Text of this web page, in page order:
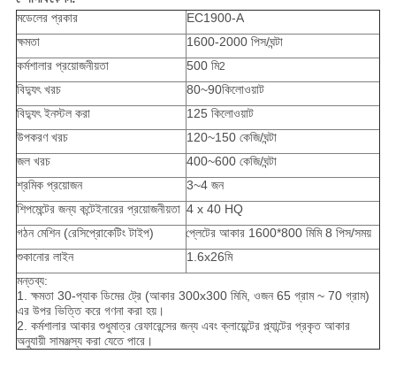
মডেলের প্রকার
EC1900-A
ক্ষমতা
1600-2000 পিস/ঘন্টা
কর্মশালার প্রয়োজনীয়তা
500 মি2
বিদ্যুৎ খরচ
80~90কিলোওয়াট
বিদ্যুৎ ইনস্টল করা
125 কিলোওয়াট
উপকরণ খরচ
120~150 কেজি/ঘন্টা
জল খরচ
400~600 কেজি/ঘন্টা
শ্রমিক প্রয়োজন
3~4 জন
শিপমেন্টের জন্য কন্টেইনারের প্রয়োজনীয়তা 4 x 40 HQ
গঠন মেশিন (রেসিপ্রোকেটিং টাইপ)
প্লেটের আকার 1600*800 মিমি 8 পিস/সময়
শুকানোর লাইন
1.6x26মি
মন্তব্য:
1. ক্ষমতা 30-প্যাক ডিমের ট্রে (আকার 300x300 মিমি, ওজন 65 গ্রাম ~ 70 গ্রাম)
এর উপর ভিত্তি করে গণনা করা হয়।
2. কর্মশালার আকার শুধুমাত্র রেফারেন্সের জন্য এবং ক্লায়েন্টের প্ল্যান্টের প্রকৃত আকার
অনুযায়ী সামঞ্জস্য করা যেতে পারে।